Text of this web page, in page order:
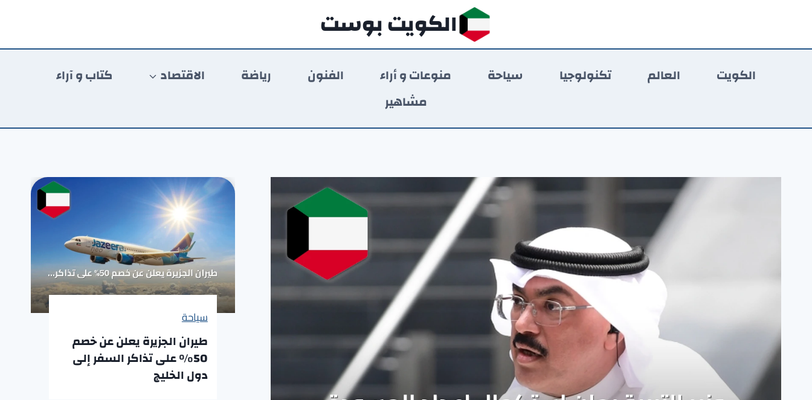
المحتوى
الكويت بوست
الكويت العالم تكنولوجيا سياحة منوعات و أراء الفنون رياضة الاقتصاد
كتاب و آراء
مشاهير
سياحة
طيران الجزيرة يعلن عن خصم
50% على تذاكر السفر إلى
دول الخليج